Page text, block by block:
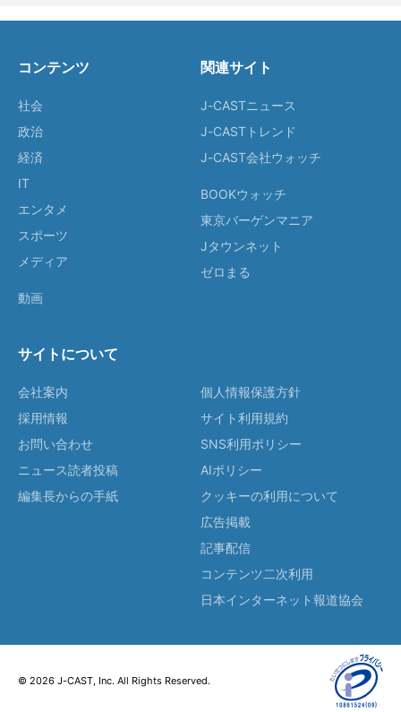
コンテンツ
社会
政治
経済
IT
エンタメ
スポーツ
メディア
動画
関連サイト
J-CASTニュース
J-CASTトレンド
J-CAST会社ウォッチ
BOOKウォッチ
東京バーゲンマニア
Jタウンネット
ゼロまる
サイトについて
会社案内
採用情報
お問い合わせ
ニュース読者投稿
編集長からの手紙
個人情報保護方針
サイト利用規約
SNS利用ポリシー
AIポリシー
クッキーの利用について
広告掲載
記事配信
コンテンツ二次利用
日本インターネット報道協会
© 2026 J-CAST, Inc. All Rights Reserved.